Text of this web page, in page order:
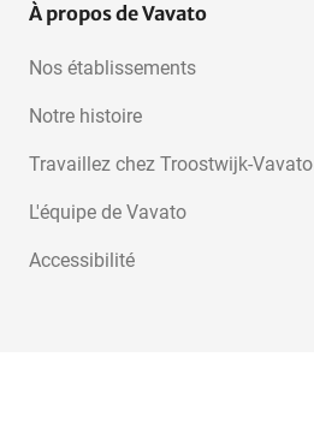
À propos de Vavato
Nos établissements
Notre histoire
Travaillez chez Troostwijk-Vavato
L'équipe de Vavato
Accessibilité